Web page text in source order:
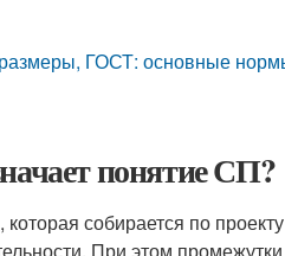
ГОСТ: основные
понятие СП?
собирается по